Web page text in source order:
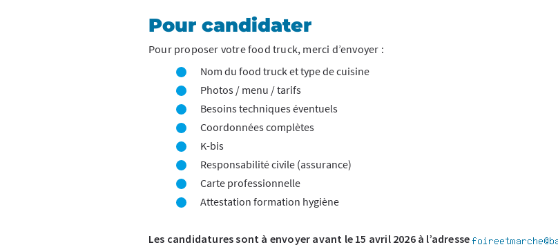
Pour candidater
Pour proposer votre food truck, merci d’envoyer :
Nom du food truck et type de cuisine
Photos / menu / tarifs
Besoins techniques éventuels
Coordonnées complètes
K-bis
Responsabilité civile (assurance)
Carte professionnelle
Attestation formation hygiène
Les candidatures sont à envoyer avant le 15 avril 2026 à l’adresse